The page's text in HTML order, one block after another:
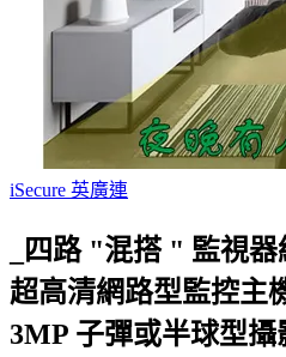
iSecure 英廣連
_四路 "混搭 " 監視
超高清網路型監控主
3MP 子彈或半球型攝